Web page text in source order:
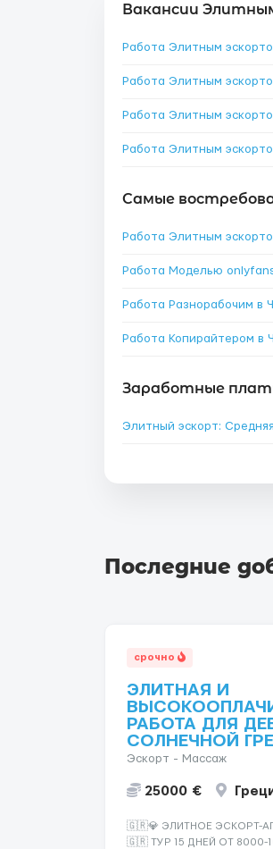
Вакансии
Работа Элитным
Работа Элитным
Работа Элитным
Работа Элитным
Самые
Работа Элитным
Работа Моделью
Работа Разнорабочим в
Работа Копирайтером в
Заработные
Элитный эскорт:
Последние
срочно
ЭЛИТНАЯ И
РАБОТА ДЛЯ
СОЛНЕЧНОЙ
Эскорт - Массаж
25000 €
🇬🇷💎 ЭЛИТНОЕ ЭСКОРТ-
🇬🇷 ТУР 15 ДНЕЙ ОТ 8000-